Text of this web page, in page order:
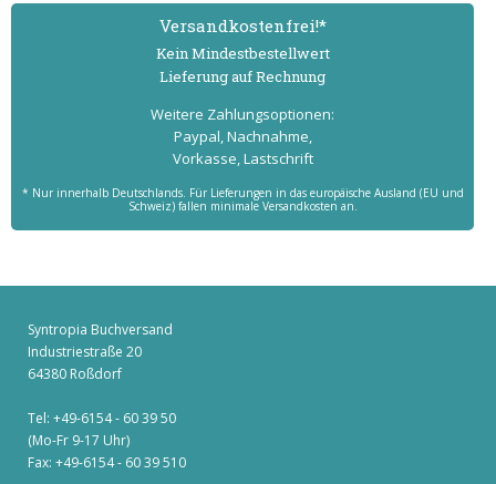
Versand­kostenfrei!*
Kein Mindest­bestell­wert
Lieferung auf Rechnung
Weitere Zahlungs­optionen:
Paypal, Nachnahme,
Vorkasse, Lastschrift
* Nur innerhalb Deutschlands. Für Lieferungen in das europäische Ausland (EU und
Schweiz) fallen minimale Versandkosten an.
Syntropia Buchversand
Industriestraße 20
64380 Roßdorf
Tel: +49-6154 - 60 39 50
(Mo-Fr 9-17 Uhr)
Fax: +49-6154 - 60 39 510